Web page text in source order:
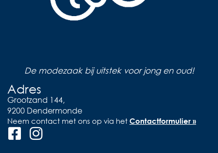
De modezaak bij uitstek voor jong en oud!
Adres
Grootzand 144,
9200 Dendermonde
Neem contact met ons op via het Contactformulier »